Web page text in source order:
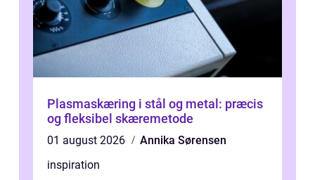
Plasmaskæring i stål og metal: præcis
og fleksibel skæremetode
01 august 2026
Annika Sørensen
inspiration